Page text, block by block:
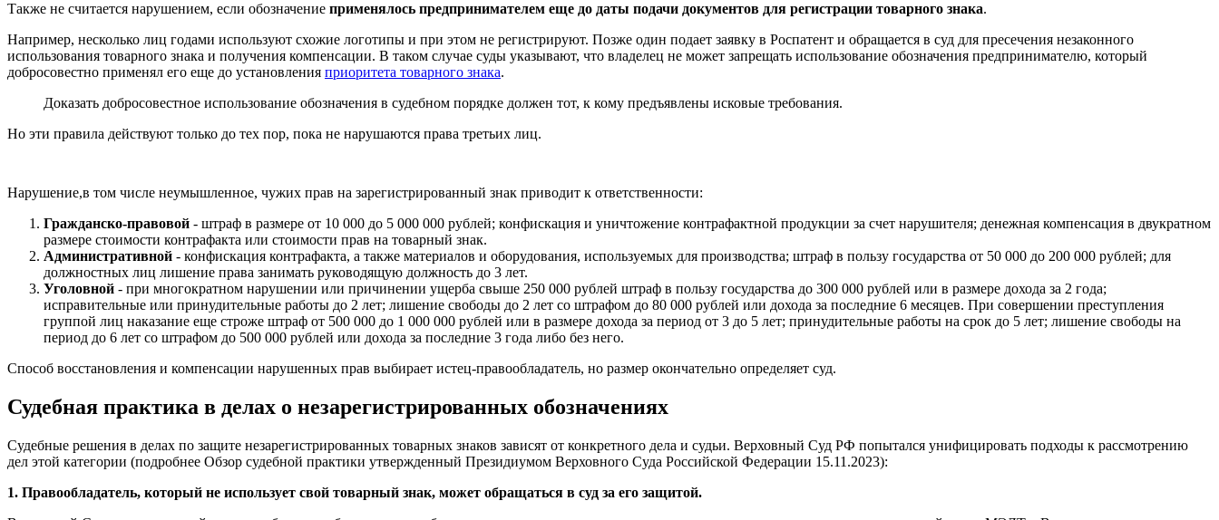
Также не считается нарушением, если обозначение применялось предпринимателем еще до даты подачи документов для регистрации товарного знака.
Например, несколько лиц годами используют схожие логотипы и при этом не регистрируют. Позже один подает заявку в Роспатент и обращается в суд для пресечения незаконного
использования товарного знака и получения компенсации. В таком случае суды указывают, что владелец не может запрещать использование обозначения предпринимателю, который
добросовестно применял его еще до установления приоритета товарного знака.
Доказать добросовестное использование обозначения в судебном порядке должен тот, к кому предъявлены исковые требования.
Но эти правила действуют только до тех пор, пока не нарушаются права третьих лиц.
Нарушение,в том числе неумышленное, чужих прав на зарегистрированный знак приводит к ответственности:
Гражданско-правовой - штраф в размере от 10 000 до 5 000 000 рублей; конфискация и уничтожение контрафактной продукции за счет нарушителя; денежная компенсация в двукратном
размере стоимости контрафакта или стоимости прав на товарный знак.
Административной - конфискация контрафакта, а также материалов и оборудования, используемых для производства; штраф в пользу государства от 50 000 до 200 000 рублей; для
должностных лиц лишение права занимать руководящую должность до 3 лет.
Уголовной - при многократном нарушении или причинении ущерба свыше 250 000 рублей штраф в пользу государства до 300 000 рублей или в размере дохода за 2 года;
исправительные или принудительные работы до 2 лет; лишение свободы до 2 лет со штрафом до 80 000 рублей или дохода за последние 6 месяцев. При совершении преступления
группой лиц наказание еще строже штраф от 500 000 до 1 000 000 рублей или в размере дохода за период от 3 до 5 лет; принудительные работы на срок до 5 лет; лишение свободы на
период до 6 лет со штрафом до 500 000 рублей или дохода за последние 3 года либо без него.
Способ восстановления и компенсации нарушенных прав выбирает истец-правообладатель, но размер окончательно определяет суд.
Судебная практика в делах о незарегистрированных обозначениях
Судебные решения в делах по защите незарегистрированных товарных знаков зависят от конкретного дела и судьи. Верховный Суд РФ попытался унифицировать подходы к рассмотрению
дел этой категории (подробнее Обзор судебной практики утвержденный Президиумом Верховного Суда Российской Федерации 15.11.2023):
1. Правообладатель, который не использует свой товарный знак, может обращаться в суд за его защитой.